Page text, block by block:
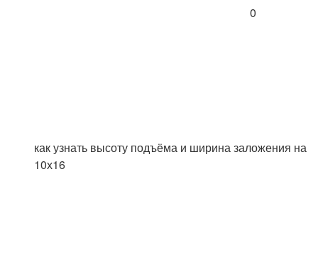
0
как узнать высоту подъёма и ширина заложения на
10х16